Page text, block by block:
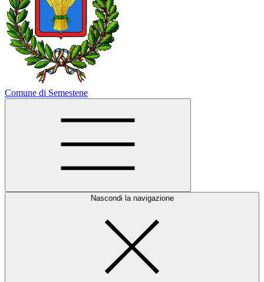
Comune di Semestene
Nascondi la navigazione